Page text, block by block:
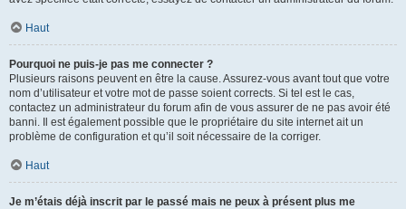
Haut
Pourquoi ne puis-je pas me connecter ?
Plusieurs raisons peuvent en être la cause. Assurez-vous avant tout que votre
nom d’utilisateur et votre mot de passe soient corrects. Si tel est le cas,
contactez un administrateur du forum afin de vous assurer de ne pas avoir été
banni. Il est également possible que le propriétaire du site internet ait un
problème de configuration et qu’il soit nécessaire de la corriger.
Haut
Je m’étais déjà inscrit par le passé mais ne peux à présent plus me